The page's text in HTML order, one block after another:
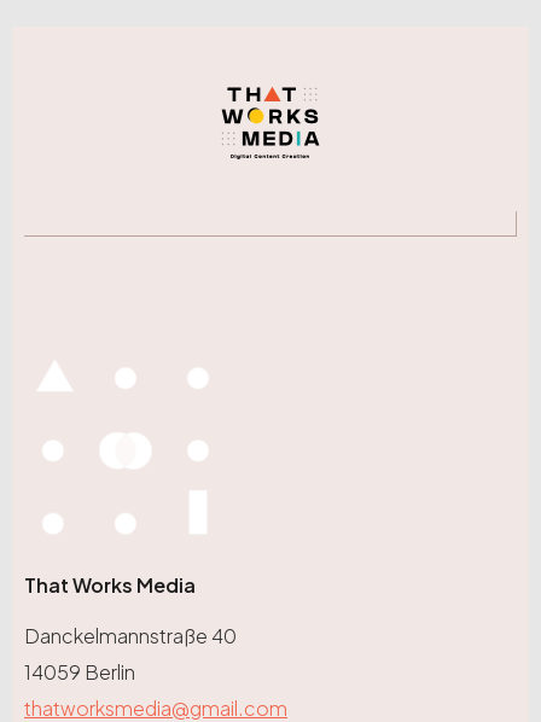
That Works Media
Danckelmannstraße 40
14059 Berlin
thatworksmedia@gmail.com